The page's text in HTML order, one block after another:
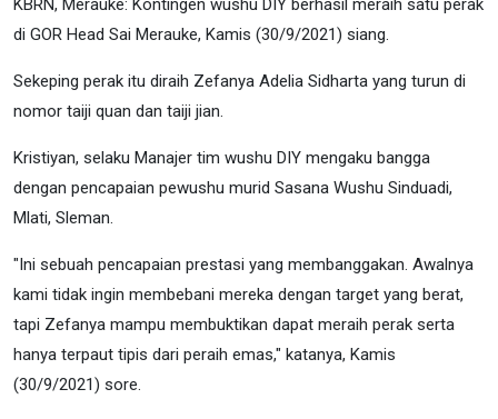
KBRN, Merauke: Kontingen wushu DIY berhasil meraih satu perak
di GOR Head Sai Merauke, Kamis (30/9/2021) siang.
Sekeping perak itu diraih Zefanya Adelia Sidharta yang turun di
nomor taiji quan dan taiji jian.
Kristiyan, selaku Manajer tim wushu DIY mengaku bangga
dengan pencapaian pewushu murid Sasana Wushu Sinduadi,
Mlati, Sleman.
"Ini sebuah pencapaian prestasi yang membanggakan. Awalnya
kami tidak ingin membebani mereka dengan target yang berat,
tapi Zefanya mampu membuktikan dapat meraih perak serta
hanya terpaut tipis dari peraih emas," katanya, Kamis
(30/9/2021) sore.